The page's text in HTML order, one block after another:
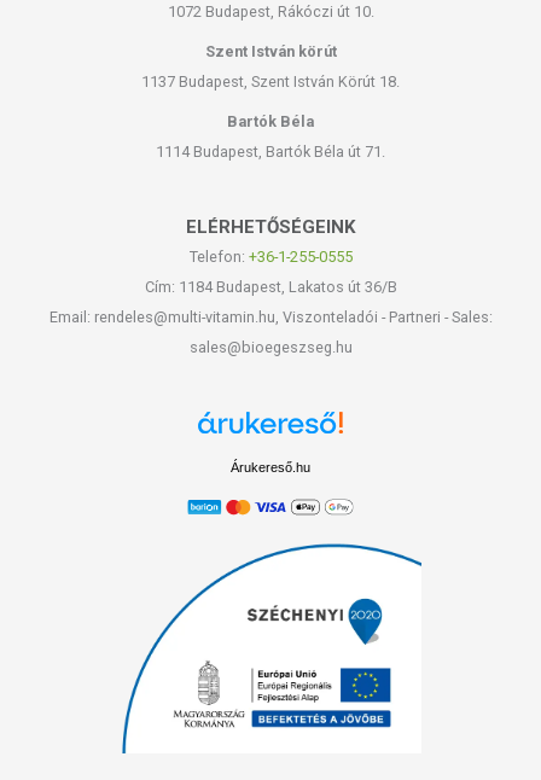
1072 Budapest, Rákóczi út 10.
Szent István körút
1137 Budapest, Szent István Körút 18.
Bartók Béla
1114 Budapest, Bartók Béla út 71.
ELÉRHETŐSÉGEINK
Telefon: +36-1-255-0555
Cím: 1184 Budapest, Lakatos út 36/B
Email: rendeles@multi-vitamin.hu, Viszonteladói - Partneri - Sales:
sales@bioegeszseg.hu
Árukereső.hu